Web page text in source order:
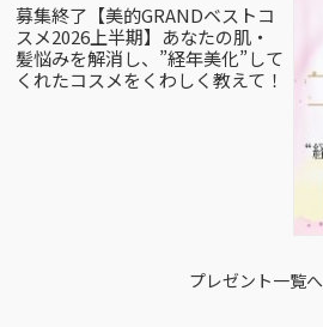
募集終了【美的GRANDベストコ
スメ2026上半期】あなたの肌・
髪悩みを解消し、”経年美化”して
くれたコスメをくわしく教えて！
プレゼント一覧へ